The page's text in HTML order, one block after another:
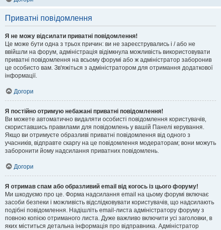
Приватні повідомлення
Я не можу відсилати приватні повідомлення!
Це може бути одна з трьох причин: ви не зареєструвались і / або не
ввійшли на форум, адміністрація відімкнула можливість використовувати
приватні повідомлення на всьому форумі або ж адміністратор заборонив
це особисто вам. Зв'яжіться з адміністратором для отримання додаткової
інформації.
Догори
Я постійно отримую небажані приватні повідомлення!
Ви можете автоматично видаляти особисті повідомлення користувачів,
скориставшись правилами для повідомлень у вашій Панелі керування.
Якщо ви отримуєте образливі приватні повідомлення від одного з
учасників, відправте скаргу на це повідомлення модераторам; вони можуть
заборонити йому надсилання приватних повідомлень.
Догори
Я отримав спам або образливий email від когось із цього форуму!
Ми шкодуємо про це. Форма надсилання email на цьому форумі включає
засоби безпеки і можливість відслідковувати користувачів, що надсилають
подібні повідомлення. Надішліть email-листа адміністратору форуму з
повною копією отриманого листа. Дуже важливо включити усі заголовки, в
яких міститься детальна інформація про відправника. Адміністратор